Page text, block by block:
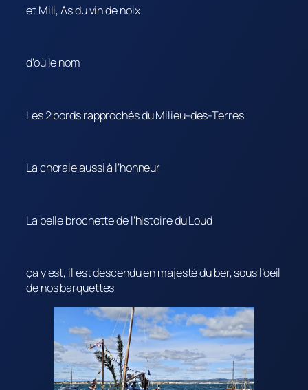
et Mili, As du vin de noix
d’où le nom
Les 2 bords rapprochés du Milieu-des-Terres
La chorale aussi à l’honneur
La belle brochette de l’histoire du Loud
ça y est, il est descendu en majesté du ber, sous l’oeil
de nos barquettes